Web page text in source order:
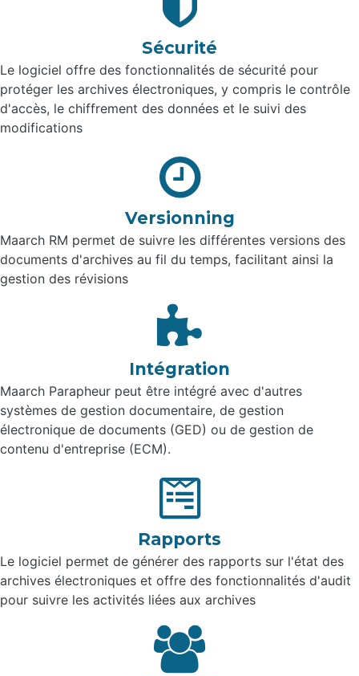
Sécurité
Le logiciel offre des fonctionnalités de sécurité pour
protéger les archives électroniques, y compris le contrôle
d'accès, le chiffrement des données et le suivi des
modifications
Versionning
Maarch RM permet de suivre les différentes versions des
documents d'archives au fil du temps, facilitant ainsi la
gestion des révisions
Intégration
Maarch Parapheur peut être intégré avec d'autres
systèmes de gestion documentaire, de gestion
électronique de documents (GED) ou de gestion de
contenu d'entreprise (ECM).
Rapports
Le logiciel permet de générer des rapports sur l'état des
archives électroniques et offre des fonctionnalités d'audit
pour suivre les activités liées aux archives